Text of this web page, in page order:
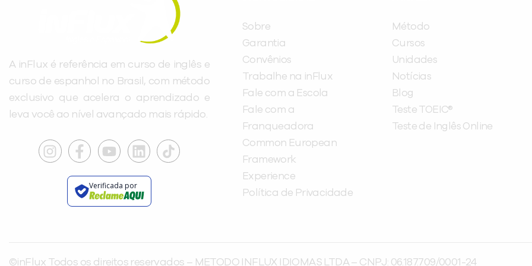
A inFlux é referência em curso de inglês e
curso de espanhol no Brasil, com método
exclusivo que acelera o aprendizado e
leva você ao nível avançado mais rápido.
Verificada por
Sobre
Garantia
Convênios
Trabalhe na inFlux
Fale com a Escola
Fale com a
Franqueadora
Common European
Framework
Experience
Política de Privacidade
Método
Cursos
Unidades
Notícias
Blog
Teste TOEIC®
Teste de Inglês Online
©inFlux Todos os direitos reservados – METODO INFLUX IDIOMAS LTDA – CNPJ: 06.187.709/0001-24